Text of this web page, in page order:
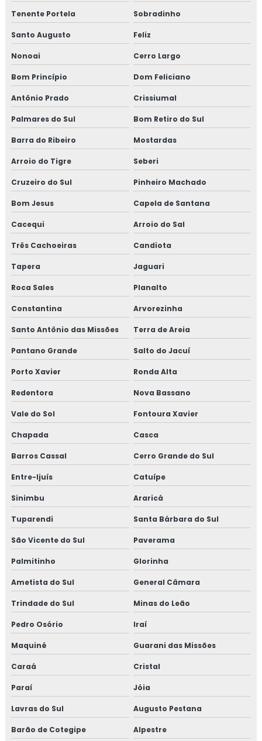
Forno à lenha inox
Forno a lenha moderno
Forno para pão
Janela em aço
Janela veneziana de correr
Janela vitrô de correr
Kit de lareira
Lareira de canto grande
Lareira de canto a lenha
Lareira de canto moderna
Lareira de canto pronta
Lareira de canto quadrada
Lareira de canto na sala
Lareira a lenha de canto
Lareira metálica de canto
Lareira moderna de canto
Porta basculante 80x120
Porta basculante 90x120
Porta de correr quadriculada 1 folha
Porta quadriculada para cozinha
Preço de cano para lareira
Queimador de jipão
Tampa para disco
Tenente Portela Sobradinho
Santo Augusto Feliz
Nonoai Cerro Largo
Bom Princípio Dom Feliciano
Antônio Prado Crissiumal
Palmares do Sul Bom Retiro do Sul
Barra do Ribeiro Mostardas
Arroio do Tigre Seberi
Cruzeiro do Sul Pinheiro Machado
Bom Jesus Capela de Santana
Cacequi Arroio do Sal
Três Cachoeiras Candiota
Tapera Jaguari
Roca Sales Planalto
Constantina Arvorezinha
Santo Antônio das Missões Terra de Areia
Pantano Grande Salto do Jacuí
Porto Xavier Ronda Alta
Redentora Nova Bassano
Vale do Sol Fontoura Xavier
Chapada Casca
Barros Cassal Cerro Grande do Sul
Entre-Ijuís Catuípe
Sinimbu Araricá
Tuparendi Santa Bárbara do Sul
São Vicente do Sul Paverama
Palmitinho Glorinha
Ametista do Sul General Câmara
Trindade do Sul Minas do Leão
Pedro Osório Iraí
Maquiné Guarani das Missões
Caraá Cristal
Paraí Jóia
Lavras do Sul Augusto Pestana
Barão de Cotegipe Alpestre